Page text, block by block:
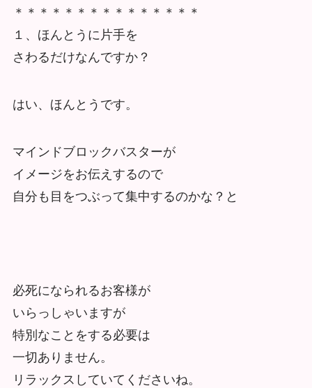
＊＊＊＊＊＊＊＊＊＊＊＊＊＊＊
１、ほんとうに片手を
さわるだけなんですか？
はい、ほんとうです。
マインドブロックバスターが
イメージをお伝えするので
自分も目をつぶって集中するのかな？と
必死になられるお客様が
いらっしゃいますが
特別なことをする必要は
一切ありません。
リラックスしていてくださいね。